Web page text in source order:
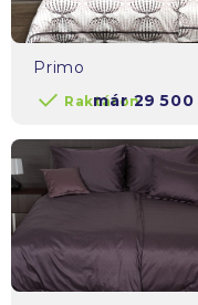
Primo
Raktáron
már29 500